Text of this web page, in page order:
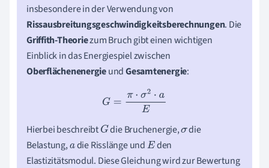
insbesondere in der Verwendung von
Rissausbreitungsgeschwindigkeitsberechnungen. Die
Griffith-Theoriezum Bruch gibt einen wichtigen
Einblick in das Energiespiel zwischen
OberflächenenergieundGesamtenergie:
π⋅σ 2⋅aE
Hierbei beschreibtGdie Bruchenergie,σdie
Belastung,adie Risslänge undE den
Elastizitätsmodul. Diese Gleichung wird zur Bewertung